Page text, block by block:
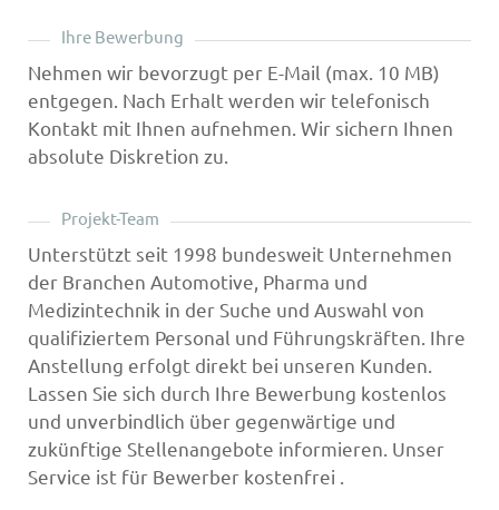
Ihre Bewerbung
Nehmen wir bevorzugt per E-Mail (max. 10 MB)
entgegen. Nach Erhalt werden wir telefonisch
Kontakt mit Ihnen aufnehmen. Wir sichern Ihnen
absolute Diskretion zu.
Projekt-Team
Unterstützt seit 1998 bundesweit Unternehmen
der Branchen Automotive, Pharma und
Medizintechnik in der Suche und Auswahl von
qualifiziertem Personal und Führungskräften. Ihre
Anstellung erfolgt direkt bei unseren Kunden.
Lassen Sie sich durch Ihre Bewerbung kostenlos
und unverbindlich über gegenwärtige und
zukünftige Stellenangebote informieren. Unser
Service ist für Bewerber kostenfrei .